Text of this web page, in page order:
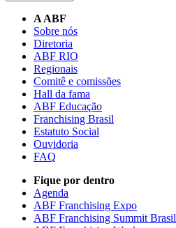
A ABF
Sobre nós
Diretoria
ABF RIO
Regionais
Comitê e comissões
Hall da fama
ABF Educação
Franchising Brasil
Estatuto Social
Ouvidoria
FAQ
Fique por dentro
Agenda
ABF Franchising Expo
ABF Franchising Summit Brasil